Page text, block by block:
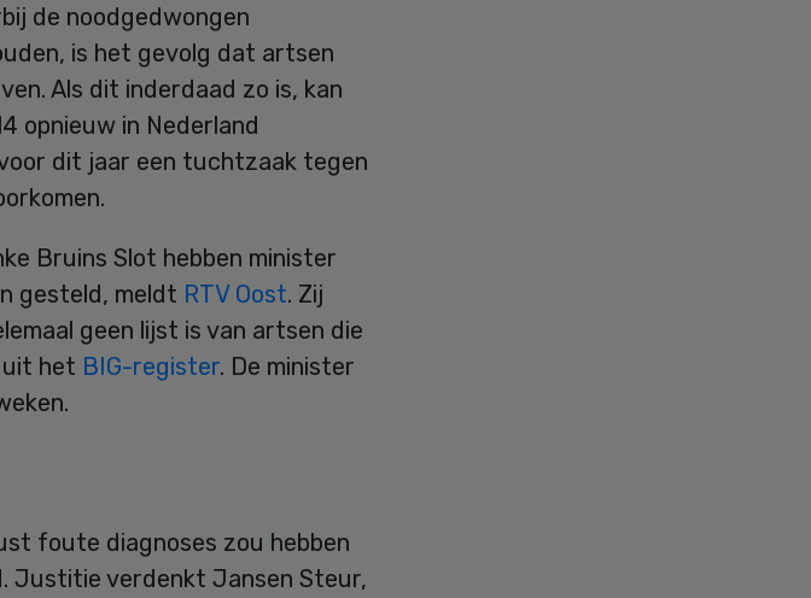
de noodgedwongen
is het gevolg dat artsen
Als dit inderdaad zo is, kan
opnieuw in Nederland
dit jaar een tuchtzaak tegen
Bruins Slot hebben minister
gesteld, meldt RTV Oost. Zij
geen lijst is van artsen die
uit het BIG-register. De minister
foute diagnoses zou hebben
Justitie verdenkt Jansen Steur,